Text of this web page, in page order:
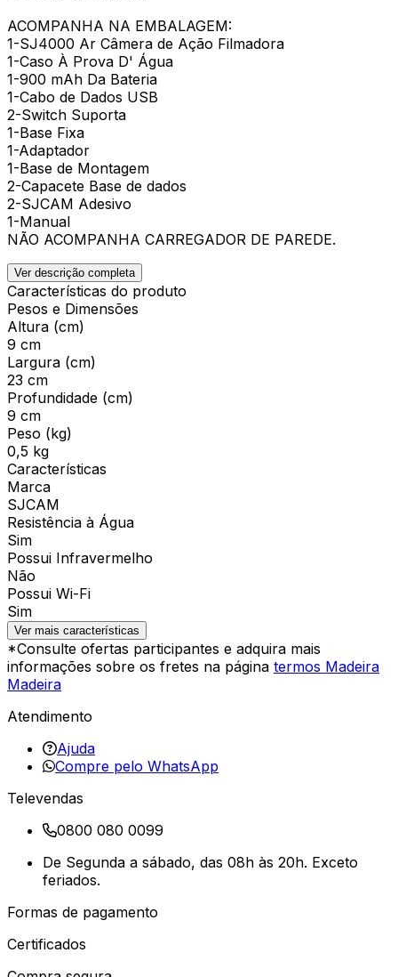
ACOMPANHA NA EMBALAGEM:
1-SJ4000 Ar Câmera de Ação Filmadora
1-Caso À Prova D' Água
1-900 mAh Da Bateria
1-Cabo de Dados USB
2-Switch Suporta
1-Base Fixa
1-Adaptador
1-Base de Montagem
2-Capacete Base de dados
2-SJCAM Adesivo
1-Manual
NÃO ACOMPANHA CARREGADOR DE PAREDE.
Ver descrição completa
Características do produto
Pesos e Dimensões
Altura (cm)
9 cm
Largura (cm)
23 cm
Profundidade (cm)
9 cm
Peso (kg)
0,5 kg
Características
Marca
SJCAM
Resistência à Água
Sim
Possui Infravermelho
Não
Possui Wi-Fi
Sim
Ver mais características
*Consulte ofertas participantes e adquira mais
informações sobre os fretes na página termos Madeira
Madeira
Atendimento
Ajuda
Compre pelo WhatsApp
Televendas
0800 080 0099
De Segunda a sábado, das 08h às 20h. Exceto
feriados.
Formas de pagamento
Certificados